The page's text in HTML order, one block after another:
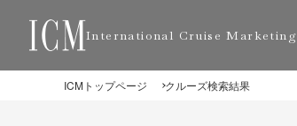
International Cruise Marketing
ICMトップページ クルーズ検索結果